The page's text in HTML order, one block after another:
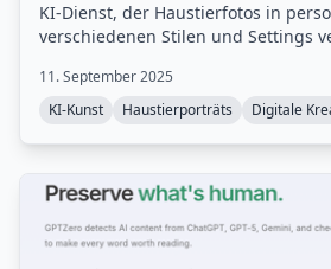
KI-Dienst, der Haustierfotos in
verschiedenen Stilen und Settings
11. September 2025
KI-Kunst
Haustierporträts Digitale